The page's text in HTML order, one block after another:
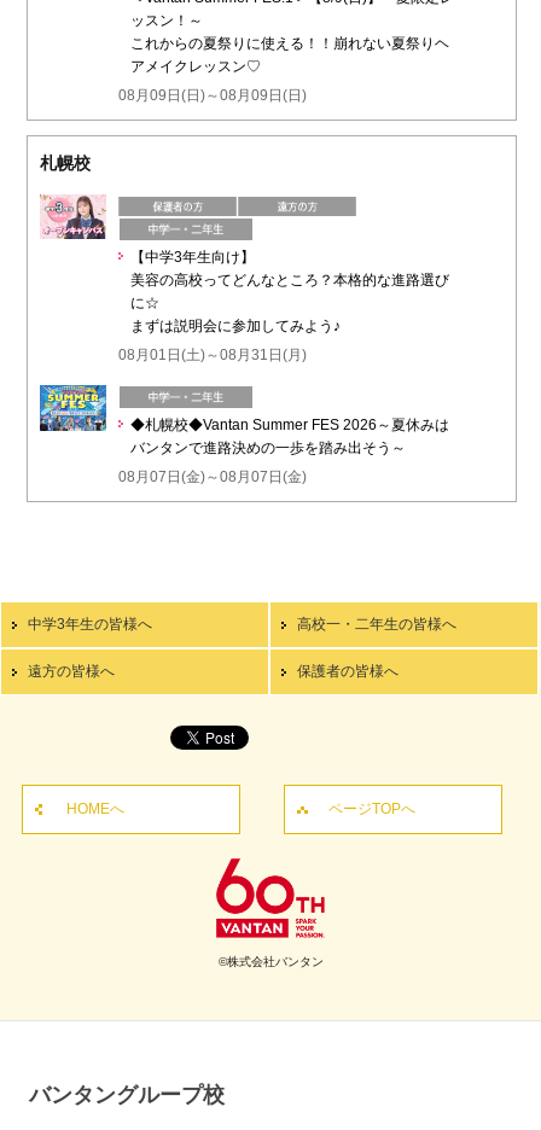
ッスン！～
これからの夏祭りに使える！！崩れない夏祭りヘ
アメイクレッスン♡
08月09日(日)～08月09日(日)
札幌校
【中学3年生向け】
美容の高校ってどんなところ？本格的な進路選び
に☆
まずは説明会に参加してみよう♪
08月01日(土)～08月31日(月)
◆札幌校◆Vantan Summer FES 2026～夏休みは
バンタンで進路決めの一歩を踏み出そう～
08月07日(金)～08月07日(金)
中学3年生の皆様へ 高校一・二年生の皆様へ
遠方の皆様へ 保護者の皆様へ
HOMEへ ページTOPへ
©株式会社バンタン
バンタングループ校